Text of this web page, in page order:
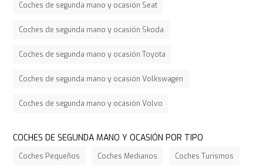
Coches de segunda mano y ocasión Seat
Coches de segunda mano y ocasión Skoda
Coches de segunda mano y ocasión Toyota
Coches de segunda mano y ocasión Volkswagen
Coches de segunda mano y ocasión Volvo
COCHES DE SEGUNDA MANO Y OCASIÓN POR TIPO
Coches Pequeños Coches Medianos Coches Turismos